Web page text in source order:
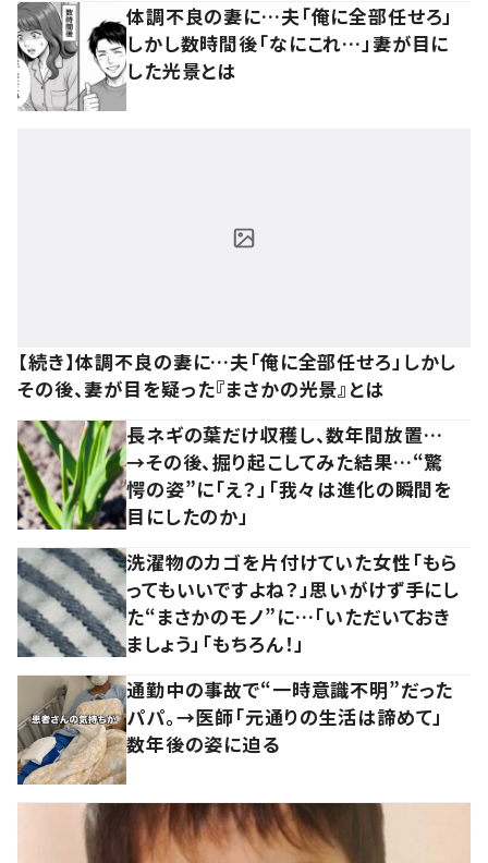
体調不良の妻に…夫「俺に全部任せろ」
しかし数時間後「なにこれ…」妻が目に
した光景とは
【続き】体調不良の妻に…夫「俺に全部任せろ」しかし
その後、妻が目を疑った『まさかの光景』とは
長ネギの葉だけ収穫し、数年間放置…
→その後、掘り起こしてみた結果…“驚
愕の姿”に「え？」「我々は進化の瞬間を
目にしたのか」
洗濯物のカゴを片付けていた女性「もら
ってもいいですよね？」思いがけず手にし
た“まさかのモノ”に…「いただいておき
ましょう」「もちろん！」
通勤中の事故で“一時意識不明”だった
パパ。→医師「元通りの生活は諦めて」
数年後の姿に迫る